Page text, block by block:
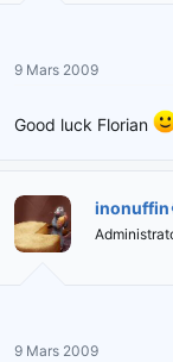
9 Mars 2009
Good luck Florian
inonuffin
9 Mars 2009